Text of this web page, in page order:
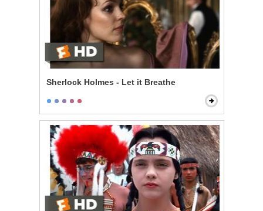
Sherlock Holmes - Let it Breathe